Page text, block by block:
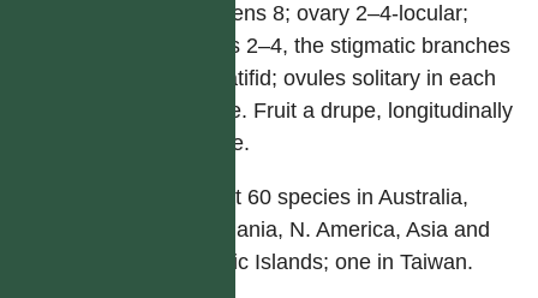
stamens 8; ovary 2–4-locular;
styles 2–4, the stigmatic branches
pinnatifid; ovules solitary in each
locule. Fruit a drupe, longitudinally
striate.
About 60 species in Australia,
Tasmania, N. America, Asia and
Pacific Islands; one in Taiwan.